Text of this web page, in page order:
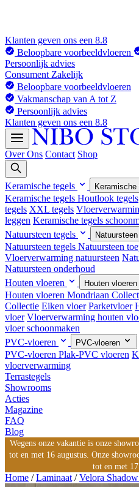
Klanten geven ons een 8.8
Beloopbare voorbeeldvloeren
Persoonlijk advies
Consument Zakelijk
Beloopbare voorbeeldvloeren
Vakmanschap van A tot Z
Persoonlijk advies
Klanten geven ons een 8.8
Over Ons Contact Shop
Keramische tegels Keramische
Keramische tegels Houtlook tegels
tegels XXL tegels
leggen Keramische tegels
Natuursteen tegels
Natuursteen tegels Natuursteen
Vloerverwarming natuursteen
Natuursteen onderhoud
Houten vloeren
Houten vloeren
Houten vloeren Mondriaan
Collectie Eiken vloer Parketvloer
vloer Vloerverwarming houten
vloer schoonmaken
PVC-vloeren
PVC-vloeren
PVC-vloeren Plak-PVC vloeren
vloerverwarming
Terrastegels
Showrooms
Acties
Magazine
FAQ
Blog
Wegens onze vakantie is onze
tot en met 16 augustus. Onze
tot en met
Home /Laminaat /Velora